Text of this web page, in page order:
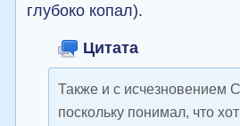
глубоко копал).
Цитата
Также и с исчезновением
поскольку понимал, что